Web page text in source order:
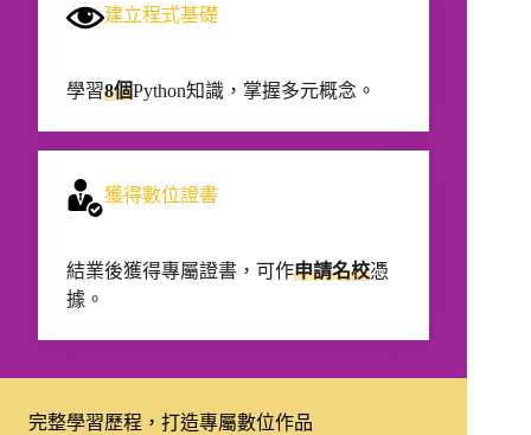
建立程式基礎
學習8個Python知識，掌握多元概念。
獲得數位證書
結業後獲得專屬證書，可作申請名校憑
據。
完整學習歷程，打造專屬數位作品